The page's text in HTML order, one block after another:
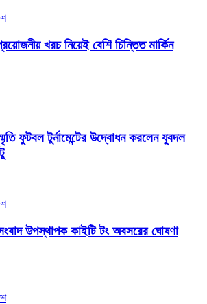
খরচ নিয়েই বেশি চিন্তিত মার্কিন
ফুটবল টুর্নামেন্টের উদ্বোধন করলেন যুবদল
উপস্থাপক কাইটি টং অবসরের ঘোষণা